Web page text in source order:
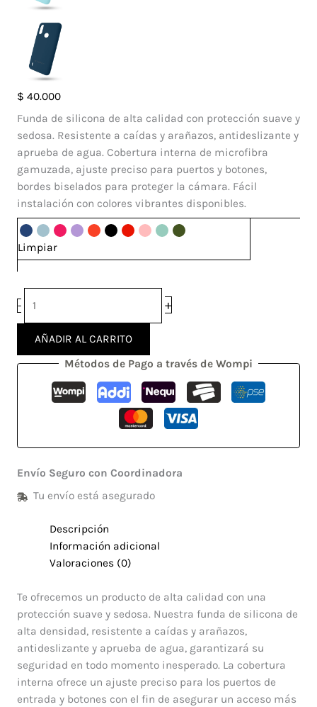
$ 40.000
Funda de silicona de alta calidad con protección suave y
sedosa. Resistente a caídas y arañazos, antideslizante y
aprueba de agua. Cobertura interna de microfibra
gamuzada, ajuste preciso para puertos y botones,
bordes biselados para proteger la cámara. Fácil
instalación con colores vibrantes disponibles.
Limpiar
-
Case
Silicone
Motorola
Power
cantidad
+
AÑADIR AL CARRITO
Métodos de Pago a través de Wompi
Envío Seguro con Coordinadora
Tu envío está asegurado
Descripción
Información adicional
Valoraciones (0)
Te ofrecemos un producto de alta calidad con una
protección suave y sedosa. Nuestra funda de silicona de
alta densidad, resistente a caídas y arañazos,
antideslizante y aprueba de agua, garantizará su
seguridad en todo momento inesperado. La cobertura
interna ofrece un ajuste preciso para los puertos de
entrada y botones con el fin de asegurar un acceso más